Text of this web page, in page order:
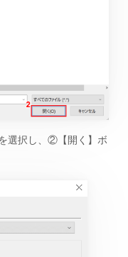
選択し、②【開く】ボ